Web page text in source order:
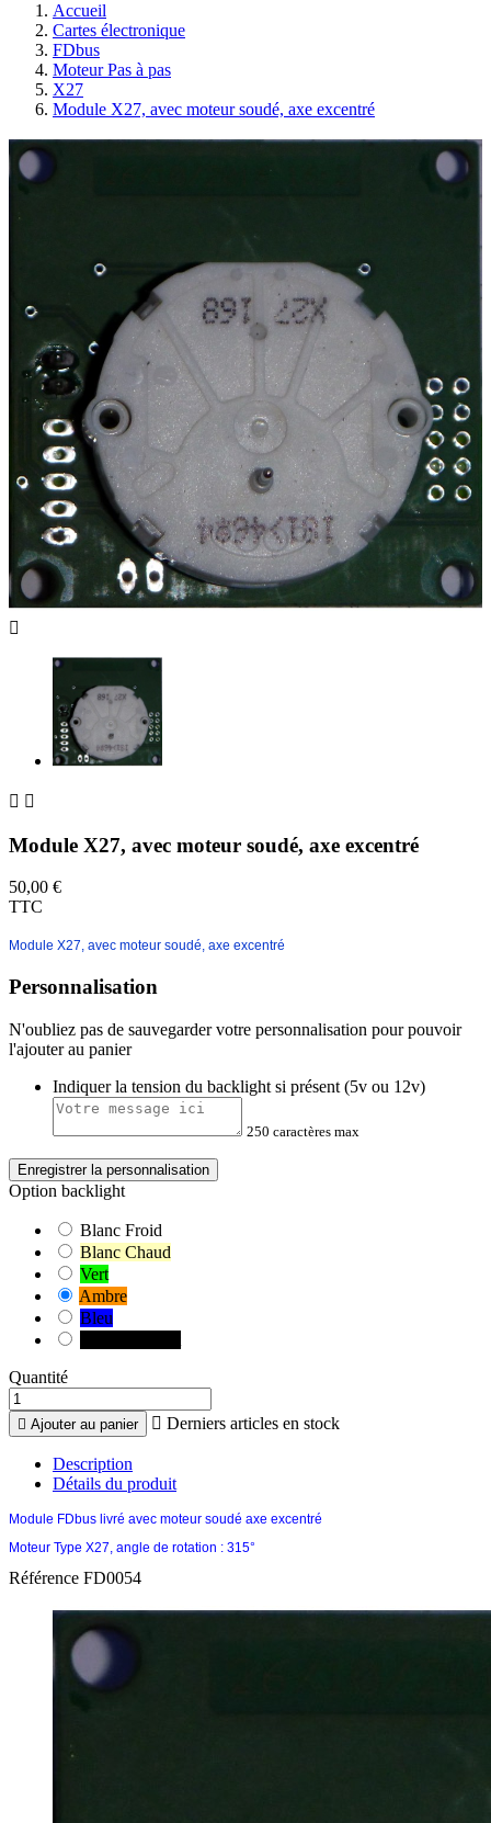
Accueil
Cartes électronique
FDbus
Moteur Pas à pas
X27
Module X27, avec moteur soudé, axe excentré

 
Module X27, avec moteur soudé, axe excentré
50,00 €
TTC
Module X27, avec moteur soudé, axe excentré
Personnalisation
N'oubliez pas de sauvegarder votre personnalisation pour pouvoir
l'ajouter au panier
Indiquer la tension du backlight si présent (5v ou 12v)
250 caractères max
Enregistrer la personnalisation
Option backlight
Blanc Froid
Blanc Chaud
Vert
Ambre
Bleu
Quantité
 Ajouter au panier  Derniers articles en stock
Description
Détails du produit
Module FDbus livré avec moteur soudé axe excentré
Moteur Type X27, angle de rotation : 315°
Référence FD0054